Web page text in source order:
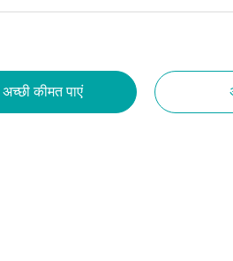
कीमत पाएं